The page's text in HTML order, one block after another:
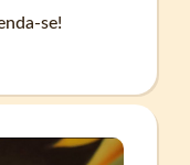
se!